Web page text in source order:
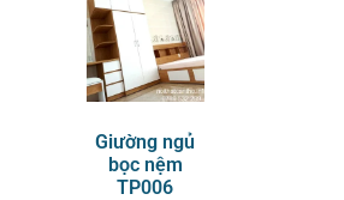
Giường ngủ
bọc nệm
TP006